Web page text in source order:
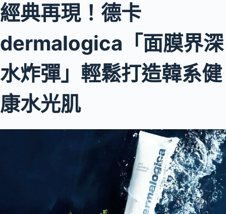
經典再現！德卡
dermalogica「面膜界深
水炸彈」輕鬆打造韓系健
康水光肌